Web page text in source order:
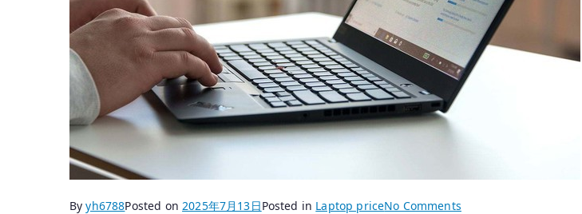
Byyh6788Posted on2025年7月13日Posted in Laptop priceNo Commentson